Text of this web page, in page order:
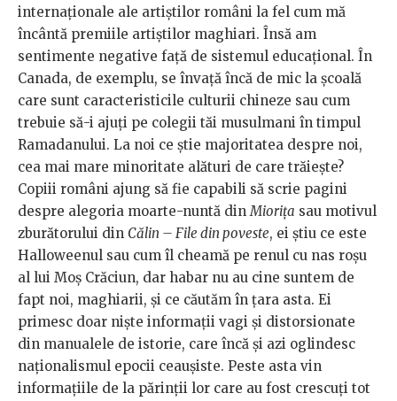
internaționale ale artiștilor români la fel cum mă
încântă premiile artiștilor maghiari. Însă am
sentimente negative față de sistemul educațional. În
Canada, de exemplu, se învață încă de mic la școală
care sunt caracteristicile culturii chineze sau cum
trebuie să-i ajuți pe colegii tăi musulmani în timpul
Ramadanului. La noi ce știe majoritatea despre noi,
cea mai mare minoritate alături de care trăiește?
Copiii români ajung să fie capabili să scrie pagini
despre alegoria moarte-nuntă dinMiorița sau motivul
zburătorului din Călin – File din poveste, ei știu ce este
Halloweenul sau cum îl cheamă pe renul cu nas roșu
al lui Moș Crăciun, dar habar nu au cine suntem de
fapt noi, maghiarii, și ce căutăm în țara asta. Ei
primesc doar niște informații vagi și distorsionate
din manualele de istorie, care încă și azi oglindesc
naționalismul epocii ceaușiste. Peste asta vin
informațiile de la părinții lor care au fost crescuți tot